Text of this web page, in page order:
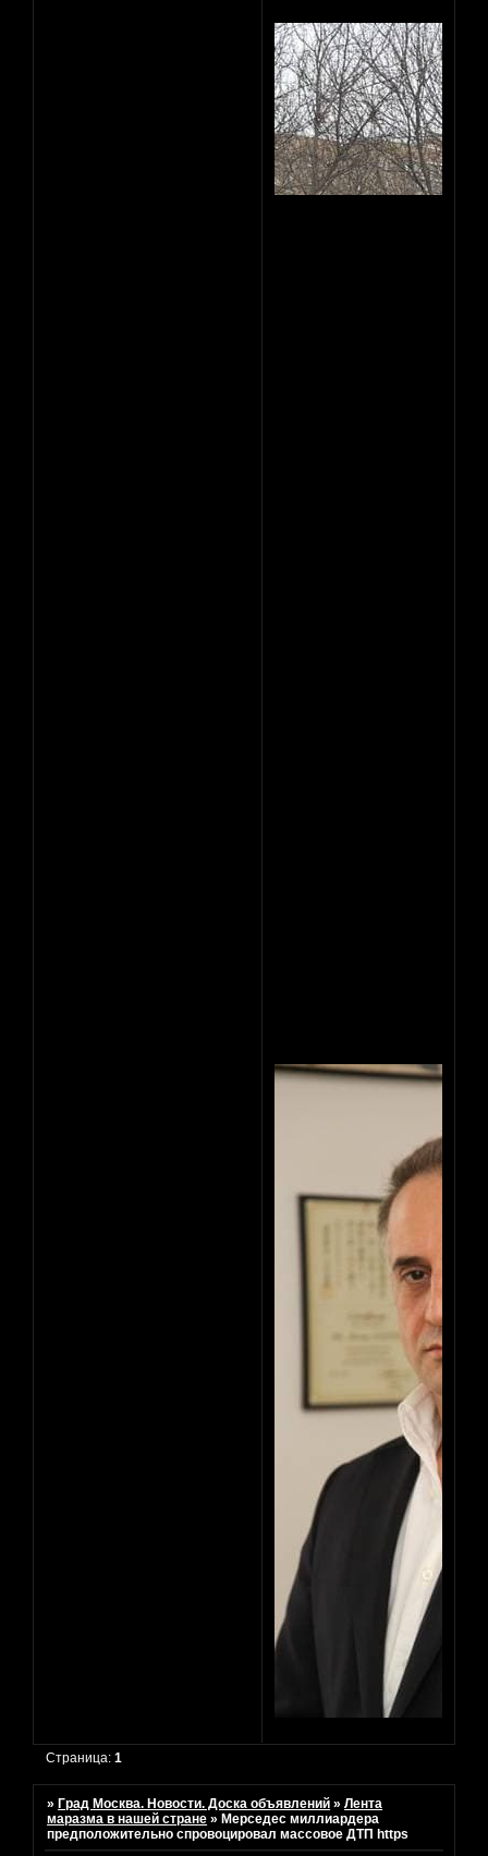
Страница:1
»Град Москва. Новости. Доска объявлений »Лента
маразма в нашей стране »Мерседес миллиардера
предположительно спровоцировал массовое ДТП https